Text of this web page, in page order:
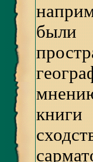
были
книги